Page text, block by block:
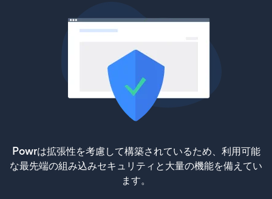
Powrは拡張性を考慮して構築されているため、利用可能
な最先端の組み込みセキュリティと大量の機能を備えてい
ます。